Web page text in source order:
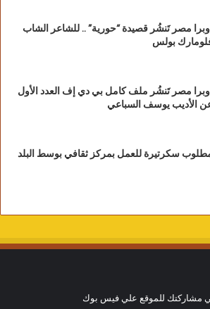
أوبرا مصر تَنشُر قصيدة “حورية” .. للشاعر الشاب
بولس
أوبرا مصر تَنشُر ملف كامل بي دي إف العدد الأول
الأديب يوسف السباعي
سكرتيرة للعمل بمركز ثقافي بوسط البلد
مشاركتك للموقع علي فيس بوك